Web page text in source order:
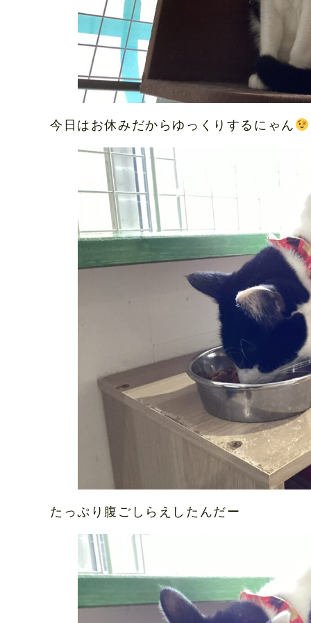
今日はお休みだからゆっくりするにゃん
たっぷり腹ごしらえしたんだー